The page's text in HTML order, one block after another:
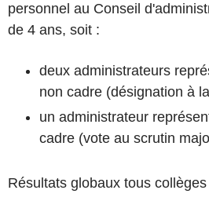
personnel au Conseil
de 4 ans, soit :
deux administrateurs
non cadre (désignation à
un administrateur
cadre (vote au scrutin
Résultats globaux tous collèges